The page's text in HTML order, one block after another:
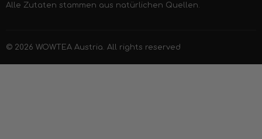
Alle Zutaten stammen aus natürlichen Quellen.
© 2026 WOWTEA Austria. All rights reserved